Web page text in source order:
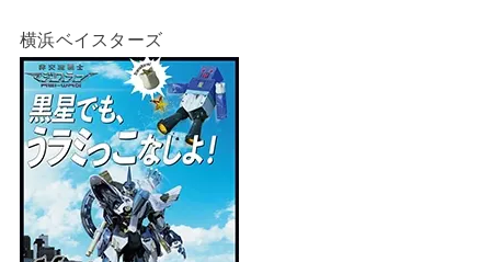
横浜ベイスターズ